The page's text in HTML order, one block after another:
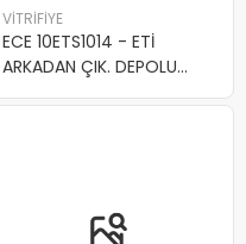
VİTRİFİYE
ECE 10ETS1014 - ETİ
ARKADAN ÇIK. DEPOLU
KLO.